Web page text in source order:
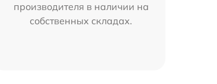
производителя в наличии на
собственных складах.